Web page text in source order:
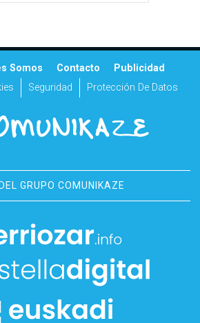
Somos Contacto
Publicidad
Seguridad Protección De Datos
GRUPO COMUNIKAZE